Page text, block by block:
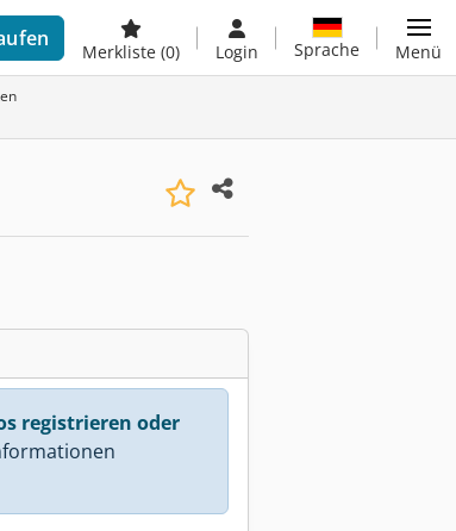
Merkliste (0) Login Sprache Menü
registrieren oder